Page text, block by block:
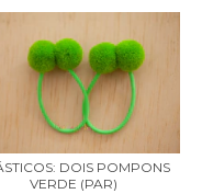
DOIS POMPONS
VERDE (PAR)